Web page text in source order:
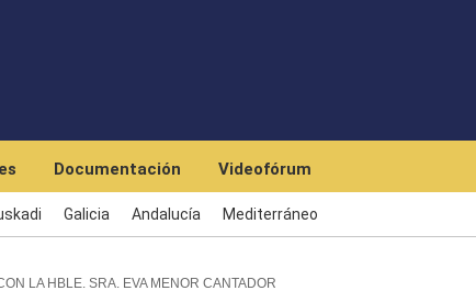
Documentación Videofórum
Galicia Andalucía Mediterráneo
LA HBLE. SRA. EVA MENOR CANTADOR